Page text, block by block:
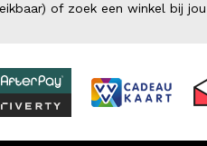
of zoek een winkel bij